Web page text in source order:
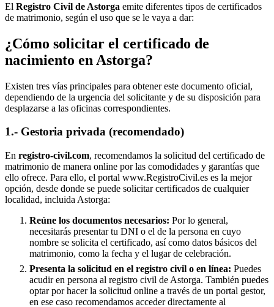
El Registro Civil de Astorga emite diferentes tipos de certificados
de matrimonio, según el uso que se le vaya a dar:
¿Cómo solicitar el certificado de
nacimiento en Astorga?
Existen tres vías principales para obtener este documento oficial,
dependiendo de la urgencia del solicitante y de su disposición para
desplazarse a las oficinas correspondientes.
1.- Gestoria privada (recomendado)
En registro-civil.com, recomendamos la solicitud del certificado de
matrimonio de manera online por las comodidades y garantías que
ello ofrece. Para ello, el portal www.RegistroCivil.es es la mejor
opción, desde donde se puede solicitar certificados de cualquier
localidad, incluida Astorga:
Reúne los documentos necesarios: Por lo general,
necesitarás presentar tu DNI o el de la persona en cuyo
nombre se solicita el certificado, así como datos básicos del
matrimonio, como la fecha y el lugar de celebración.
Presenta la solicitud en el registro civil o en línea: Puedes
acudir en persona al registro civil de Astorga. También puedes
optar por hacer la solicitud online a través de un portal gestor,
en ese caso recomendamos acceder directamente al